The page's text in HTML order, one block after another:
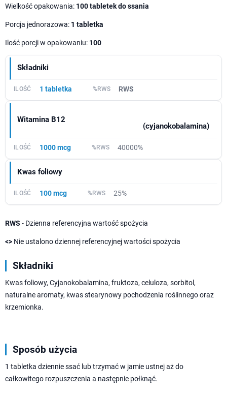
Wielkość opakowania: 100 tabletek do ssania
Porcja jednorazowa: 1 tabletka
Ilość porcji w opakowaniu: 100
Składniki
1 tabletka RWS
Witamina B12
(cyjanokobalamina)
1000 mcg 40000%
Kwas foliowy
100 mcg 25%
RWS - Dzienna referencyjna wartość spożycia
<> Nie ustalono dziennej referencyjnej wartości spożycia
Składniki
Kwas foliowy, Cyjanokobalamina, fruktoza, celuloza, sorbitol,
naturalne aromaty, kwas stearynowy pochodzenia roślinnego oraz
krzemionka.
Sposób użycia
1 tabletka dziennie ssać lub trzymać w jamie ustnej aż do
całkowitego rozpuszczenia a następnie połknąć.